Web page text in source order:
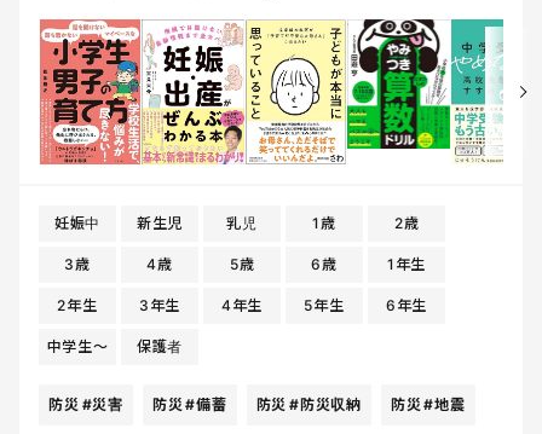
妊娠中 新生児 乳児 1歳 2歳
3歳 4歳 5歳 6歳 1年生
2年生 3年生 4年生 5年生 6年生
中学生〜 保護者
防災 #災害 防災#備蓄 防災 #防災収納 防災#地震